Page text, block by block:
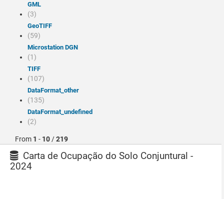
GML
(3)
GeoTIFF
(59)
Microstation DGN
(1)
TIFF
(107)
dataFormat_other
(135)
dataFormat_undefined
(2)
From 1 - 10 /219
Carta de Ocupação do Solo Conjuntural -
2024